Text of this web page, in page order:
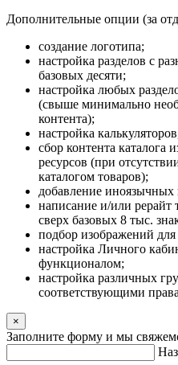
Дополнительные опции (за
создание логотипа;
настройка разделов с
базовых десяти;
настройка любых
(свыше минимально
контента);
настройка
сбор контента каталога
ресурсов (при
каталогом товаров);
добавление иноязычных
написание и/или рерайт
сверх базовых 8 тыс.
подбор изображений для
настройка Личного
функционалом;
настройка различных
соответствующими
×
Заполните форму и мы